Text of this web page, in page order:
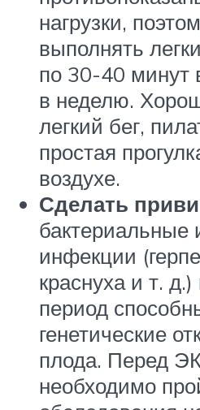
нагрузки,
выполнять
по 30-40 минут
в неделю.
легкий бег,
простая
воздухе.
Сделать
бактериальные
инфекции
краснуха и т.
период
генетические
плода. Перед
необходимо